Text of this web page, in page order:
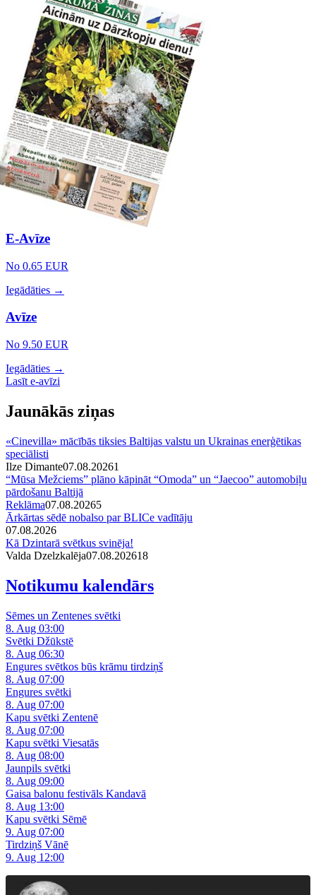
E-Avīze
No 0.65 EUR
Iegādāties →
Avīze
No 9.50 EUR
Iegādāties →
Lasīt e-avīzi
Jaunākās ziņas
«Cinevilla» mācībās tiksies Baltijas valstu un Ukrainas enerģētikas
speciālisti
Ilze Dimante07.08.20261
“Mūsa Mežciems” plāno kāpināt “Omoda” un “Jaecoo” automobiļu
pārdošanu Baltijā
Reklāma07.08.20265
Ārkārtas sēdē nobalso par BLICe vadītāju
07.08.2026
Kā Dzintarā svētkus svinēja!
Valda Dzelzkalēja07.08.202618
Notikumu kalendārs
Sēmes un Zentenes svētki
8. Aug 03:00
Svētki Džūkstē
8. Aug 06:30
Engures svētkos būs krāmu tirdziņš
8. Aug 07:00
Engures svētki
8. Aug 07:00
Kapu svētki Zentenē
8. Aug 07:00
Kapu svētki Viesatās
8. Aug 08:00
Jaunpils svētki
8. Aug 09:00
Gaisa balonu festivāls Kandavā
8. Aug 13:00
Kapu svētki Sēmē
9. Aug 07:00
Tirdziņš Vānē
9. Aug 12:00